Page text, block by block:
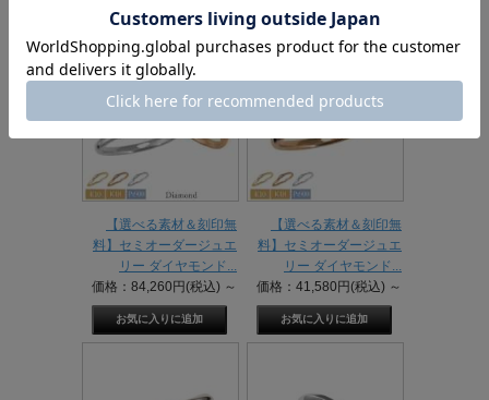
【選べる素材＆刻印無
料】セミオーダージュエ
リー ダイヤモンド...
価格：84,260円(税込) ～
【選べる素材＆刻印無
料】セミオーダージュエ
リー ダイヤモンド...
価格：41,580円(税込) ～